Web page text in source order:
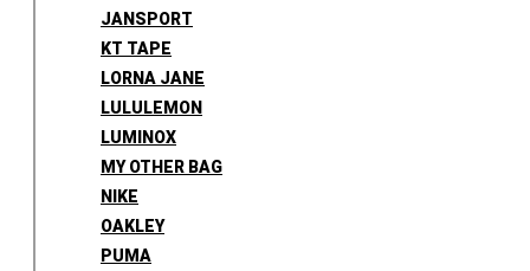
JANSPORT
KT TAPE
LORNA JANE
LULULEMON
LUMINOX
MY OTHER BAG
NIKE
OAKLEY
PUMA